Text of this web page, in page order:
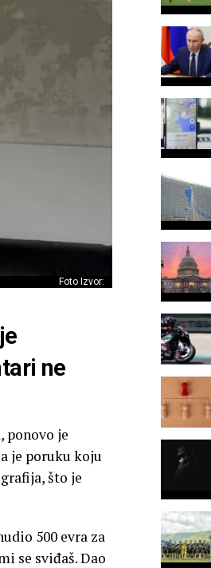
Foto Izvor:
ne
ponovo je
je poruku koju
što je
500 evra za
se sviđaš. Dao